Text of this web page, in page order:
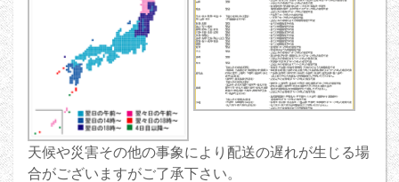
天候や災害その他の事象により配送の遅れが生じる場
合がございますがご了承下さい。